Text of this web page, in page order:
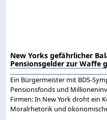
New Yorks gefährlicher
Pensionsgelder zur Waffe
Ein Bürgermeister mit BDS-
Pensionsfonds und
Firmen: In New York droht ein
Moralrhetorik und